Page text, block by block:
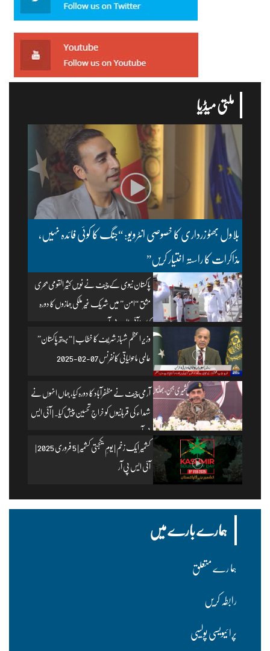
ملتی میڈیا
بلاول بھٹو زرداری کا خصوصی انٹرویو: “جنگ کا کوئی فائدہ نہیں،
مذاکرات کا راستہ اختیار کریں”
پاکستان نیوی کے چیف نے نویں کثیر القومی بحری
مشق “امن” میں شریک غیر ملکی جہازوں کا دورہ
کیا۔ | آئی ایس پی آر
وزیرِ اعظم شہباز شریف کا خطاب | “بریتھ پاکستان”
عالمی ماحولیاتی کانفرنس 07-02-2025
آرمی چیف نے مظفرآباد کا دورہ کیا، جہاں انہوں نے
شہداء کی قربانیوں کو خراجِ تحسین پیش کیا۔ | آئی ایس
پی آر
کشمیر ایک زخم | یومِ یکجہتی کشمیر | 5 فروری 2025 |
آئی ایس پی آر
ہمارے بارے میں
ہما رے متعلق
رابطہ کریں
پرا ئیویسی پولسیی